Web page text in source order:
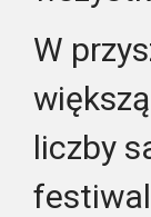
W
liczby